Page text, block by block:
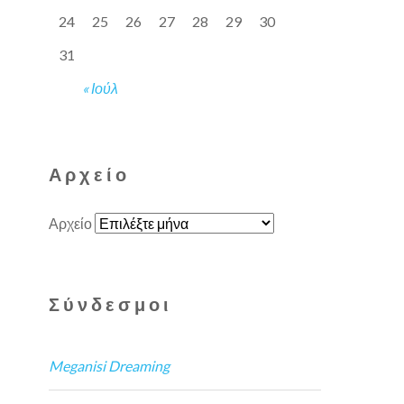
« Ιούλ
24 25 26 27 28 29
30
31
Αρχείο
Αρχείο
Σύνδεσμοι
Meganisi Dreaming